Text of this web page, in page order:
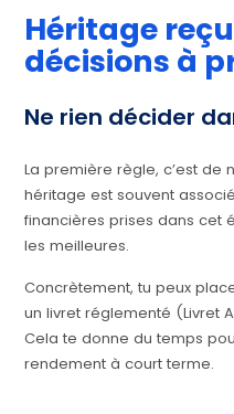
Héritage
décisions à
Ne rien décider
La première règle, c’est de
héritage est souvent
financières prises dans cet
les meilleures.
Concrètement, tu peux
un livret réglementé (Livret
Cela te donne du temps
rendement à court terme.